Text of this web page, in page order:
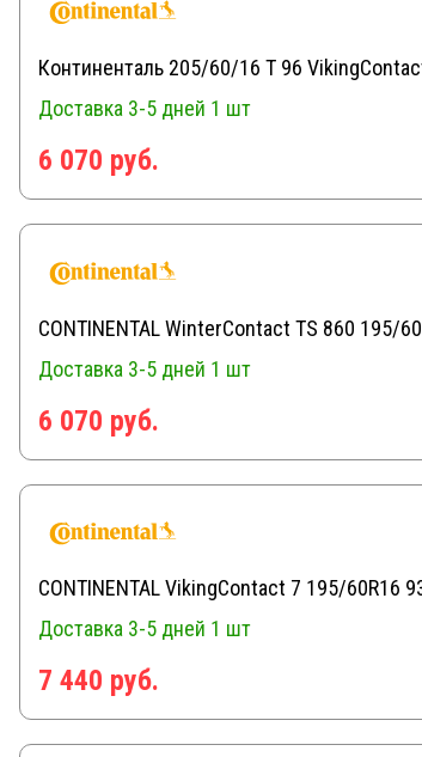
Континенталь 205/60/16 T 96
Доставка 3-5 дней 1 шт
6 070 руб.
CONTINENTAL WinterContact TS 860 195/
Доставка 3-5 дней 1 шт
6 070 руб.
CONTINENTAL VikingContact 7 195/60R16
Доставка 3-5 дней 1 шт
7 440 руб.